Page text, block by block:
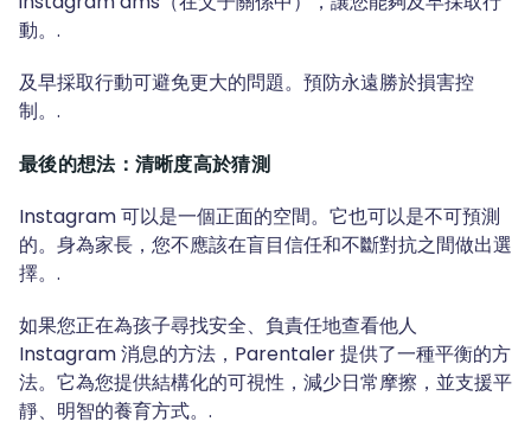
動。.
及早採取行動可避免更大的問題。預防永遠勝於損害控
制。.
最後的想法：清晰度高於猜測
Instagram 可以是一個正面的空間。它也可以是不可預測
的。身為家長，您不應該在盲目信任和不斷對抗之間做出選
擇。.
如果您正在為孩子尋找安全、負責任地查看他人
Instagram 消息的方法，Parentaler 提供了一種平衡的方
法。它為您提供結構化的可視性，減少日常摩擦，並支援平
靜、明智的養育方式。.